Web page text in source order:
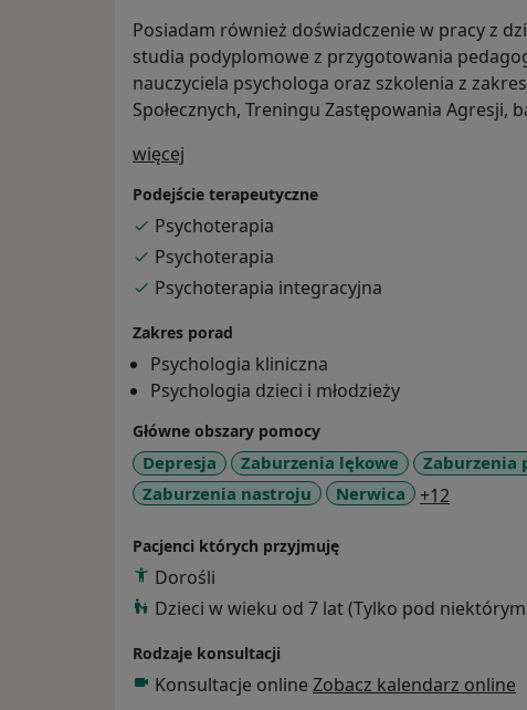
Posiadam również doświadczenie w pracy z
studia podyplomowe z przygotowania
nauczyciela psychologa oraz szkolenia z
Społecznych, Treningu Zastępowania Agresji,
więcej
Podejście terapeutyczne
Psychoterapia
Psychoterapia
Psychoterapia integracyjna
Zakres porad
Psychologia kliniczna
Psychologia dzieci i młodzieży
Główne obszary pomocy
Depresja Zaburzenia lękowe
Zaburzenia
Zaburzenia nastroju
Nerwica +12
Pacjenci których przyjmuję
Dorośli
Dzieci w wieku od 7 lat (Tylko pod
Rodzaje konsultacji
Konsultacje online Zobacz kalendarz online